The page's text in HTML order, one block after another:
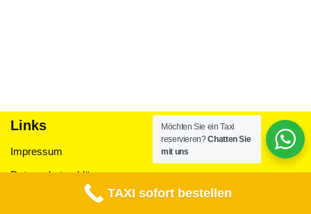
Links
Impressum
Datenschutzerklärung
Taxi Air Deluxe Erding 2022 ©
Möchten Sie ein Taxi
reservieren?Chatten Sie
mit uns
TAXI sofort bestellen